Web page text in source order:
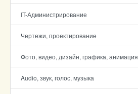
IT-Администрирование
Чертежи, проектирование
Фото, видео, дизайн, графика, анимация
Audio, звук, голос, музыка